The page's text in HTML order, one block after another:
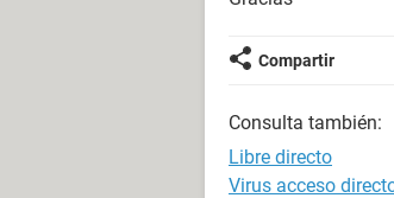
Compartir
Consulta también:
Libre directo
Virus acceso